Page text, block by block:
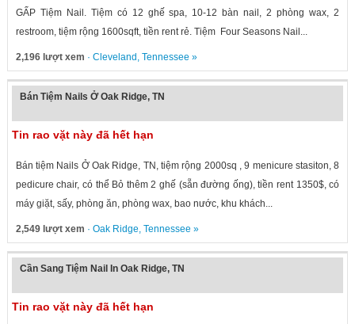
GẤP Tiệm Nail. Tiệm có 12 ghế spa, 10-12 bàn nail, 2 phòng wax, 2
restroom, tiệm rộng 1600sqft, tiền rent rẻ. Tiệm Four Seasons Nail...
2,196 lượt xem · Cleveland , Tennessee »
Bán Tiệm Nails Ở Oak Ridge, TN
Tin rao vặt này đã hết hạn
Bán tiệm Nails Ở Oak Ridge, TN, tiệm rộng 2000sq , 9 menicure stasiton, 8
pedicure chair, có thể Bỏ thêm 2 ghế (sẵn đường ống), tiền rent 1350$, có
máy giặt, sấy, phòng ăn, phòng wax, bao nước, khu khách...
2,549 lượt xem · Oak Ridge, Tennessee »
Cần Sang Tiệm Nail In Oak Ridge, TN
Tin rao vặt này đã hết hạn